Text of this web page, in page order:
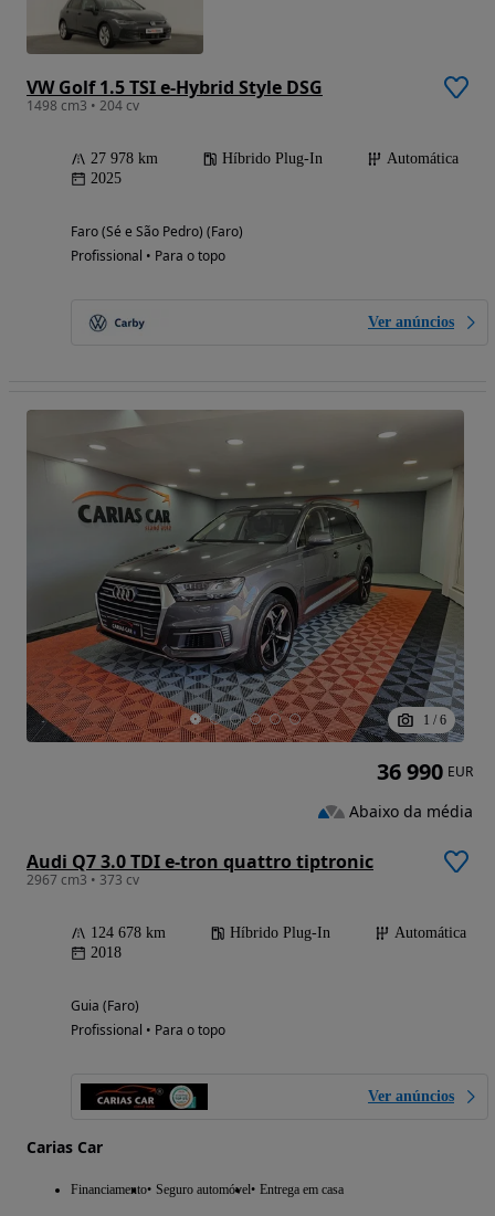
VW Golf 1.5 TSI e-Hybrid Style DSG
1498 cm3 • 204 cv
27 978 km Híbrido Plug-In
Automática
2025
Faro (Sé e São Pedro) (Faro)
Profissional • Para o topo
Ver anúncios
1 / 6
Audi Q7 3.0 TDI e-tron quattro tiptronic
2967 cm3 • 373 cv
124 678 km Híbrido Plug-In
Automática
2018
Guia (Faro)
Profissional • Para o topo
Ver anúncios
Carias Car
Financiamento Seguro automóvel Entrega em casa
36 990 EUR
Abaixo da média